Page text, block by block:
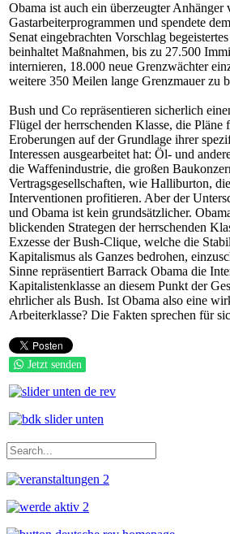
Obama ist auch ein überzeugter Anhänger
Gastarbeiterprogrammen und spendete
Senat eingebrachten Vorschlag
beinhaltet Maßnahmen, bis zu 27.500
internieren, 18.000 neue Grenzwächter
weitere 350 Meilen lange Grenzmauer zu
Bush und Co repräsentieren sicherlich
Flügel der herrschenden Klasse, die Pläne
Eroberungen auf der Grundlage ihrer
Interessen ausgearbeitet hat: Öl- und
die Waffenindustrie, die großen
Vertragsgesellschaften, wie Halliburton,
Interventionen profitieren. Aber der
und Obama ist kein grundsätzlicher.
blickenden Strategen der herrschenden
Exzesse der Bush-Clique, welche die
Kapitalismus als Ganzes bedrohen,
Sinne repräsentiert Barrack Obama die
Kapitalistenklasse an diesem Punkt der
ehrlicher als Bush. Ist Obama also eine
Arbeiterklasse? Die Fakten sprechen für
Jetzt senden